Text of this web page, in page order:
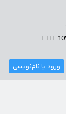
ETH:
ورود یا نام‌نویسی